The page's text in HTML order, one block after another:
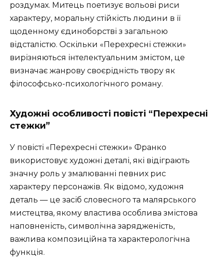
роздумах. Митець поетизує вольові риси
характеру, моральну стійкість людини в її
щоденному єдиноборстві з загальною
відсталістю. Оскільки «Перехресні стежки»
вирізняються інтелектуальним змістом, це
визначає жанрову своєрідність твору як
філософсько-психологічного роману.
Художні особливості повісті “Перехресні
стежки”
У повісті «Перехресні стежки» Франко
використовує художні деталі, які відіграють
значну роль у змалюванні певних рис
характеру персонажів. Як відомо, художня
деталь — це засіб словесного та малярського
мистецтва, якому властива особлива змістова
наповненість, символічна зарядженість,
важлива композиційна та характерологічна
функція.